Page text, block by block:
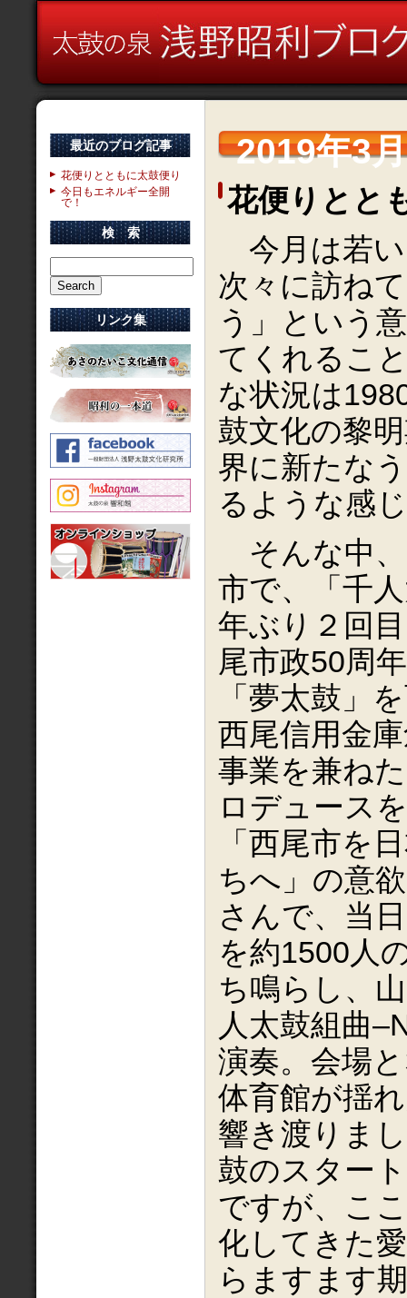
最近のブログ記事
花便りとともに太鼓便り
今日もエネルギー全開
で！
検 索
リンク集
2019年3
花便りとと
今月は若
次々に訪ね
う」という
てくれるこ
な状況は
鼓文化の黎
界に新たな
るような感
そんな中、
市で、「千
年ぶり２回
尾市政50周
「夢太鼓」
西尾信用金
事業を兼ね
ロデュース
「西尾市を
ちへ」の意
さんで、当
を約1500人
ち鳴らし、
人太鼓組曲
演奏。会場
体育館が揺
響き渡りま
鼓のスター
ですが、こ
化してきた
らますます